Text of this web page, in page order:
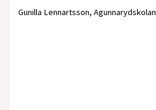
Gunilla Lennartsson, Agunnarydskolan